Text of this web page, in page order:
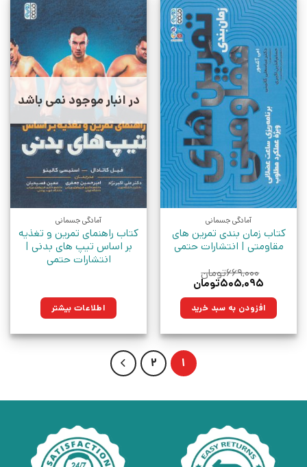
آمادگی جسمانی
کتاب زمان بندی تمرین های
مقاومتی | انتشارات حتمی
۶۶۹,۰۰۰تومان
قیمت
۶۶۹,۰۰۰تومان
بود.
۵۰۵,۰۹۵تومان
۵۰۵,۰۹۵تومان. افزودن به سبد خرید
در انبار موجود نمی باشد
آمادگی جسمانی
کتاب راهنمای تمرین و تغذیه
بر اساس تیپ های بدنی |
انتشارات حتمی
اطلاعات بیشتر
1
2